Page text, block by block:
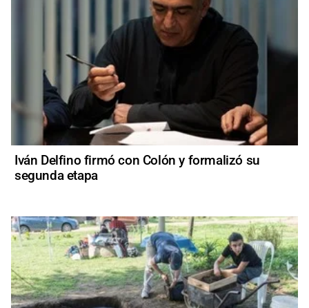
Iván Delfino firmó con Colón y formalizó su
segunda etapa